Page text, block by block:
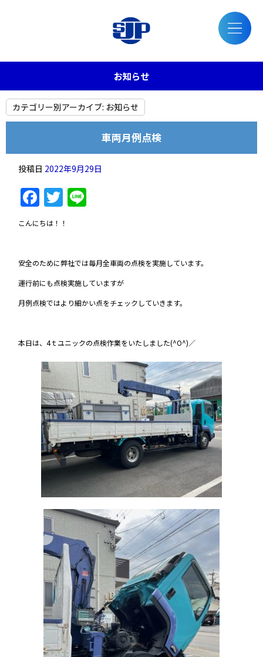
お知らせ
カテゴリー別アーカイブ: お知らせ
車両月例点検
投稿日 2022年9月29日
Facebook
Twitter
こんにちは！！
安全のために弊社では毎月全車両の点検を実施しています。
運行前にも点検実施していますが
月例点検ではより細かい点をチェックしていきます。
本日は、4ｔユニックの点検作業をいたしました(^O^)／